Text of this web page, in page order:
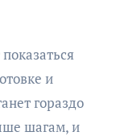
и
гораздо
шагам, и